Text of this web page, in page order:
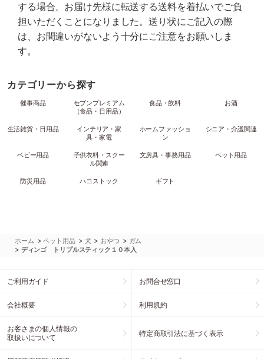
する場合、お届け先様に転送する送料を着払いでご負
担いただくことになりました。送り状にご記入の際
は、お間違いがないよう十分にご注意をお願いしま
す。
カテゴリーから探す
催事商品
セブンプレミアム
（食品・日用品）
食品・飲料 お酒
生活雑貨・日用品
インテリア・家
具・家電
ホームファッショ
ン
シニア・介護関連
ベビー用品
子供衣料・スクー
ル関連
文房具・事務用品 ペット用品
防災用品 ハコストック ギフト
ホーム >ペット用品 > 犬 > おやつ > ガム
> ディンゴ トリプルスティック１０本入
ご利用ガイド お問合せ窓口
会社概要 利用規約
お客さまの個人情報の
取扱いについて
特定商取引法に基づく表示